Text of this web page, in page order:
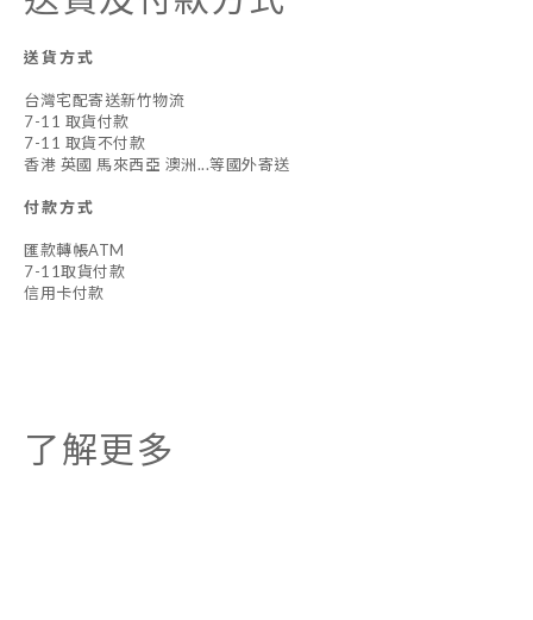
送貨方式
台灣宅配寄送新竹物流
7-11 取貨付款
7-11 取貨不付款
香港 英國 馬來西亞 澳洲...等國外寄送
付款方式
匯款轉帳ATM
7-11取貨付款
信用卡付款
了解更多